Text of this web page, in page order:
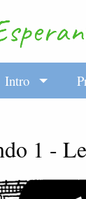
Intro
1 -